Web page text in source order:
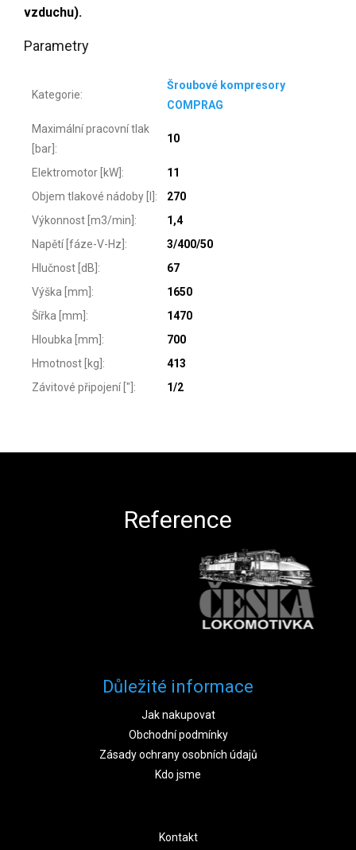
vzduchu).
Parametry
Kategorie:
Šroubové kompresory
COMPRAG
Maximální pracovní tlak
[bar]:
10
Elektromotor [kW]:
11
Objem tlakové nádoby [l]:
270
Výkonnost [m3/min]:
1,4
Napětí [fáze-V-Hz]:
3/400/50
Hlučnost [dB]:
67
Výška [mm]:
1650
Šířka [mm]:
1470
Hloubka [mm]:
700
Hmotnost [kg]:
413
Závitové připojení ["]: 1/2
Reference
Důležité informace
Jak nakupovat
Obchodní podmínky
Zásady ochrany osobních údajů
Kdo jsme
Kontakt